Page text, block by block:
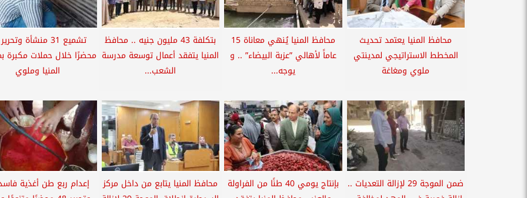
محافظ المنيا يعتمد تحديث
المخطط الاستراتيجي لمدينتي
ملوي ومغاغة
محافظ المنيا يُنهي معاناة 15
عاماً لأهالي ”عزبة البيضاء” .. و
يوجه...
بتكلفة 43 مليون جنيه .. محافظ
المنيا يتفقد أعمال توسعة مدرسة
الشعب...
محضرًا خلال حملات مكبرة
المنيا وملوي
ضمن الموجة 29 لإزالة التعديات ..
بإنتاج يومي 40 طنًا من الفراولة
محافظ المنيا يتابع من داخل مركز
إعدام ربع طن أغذية